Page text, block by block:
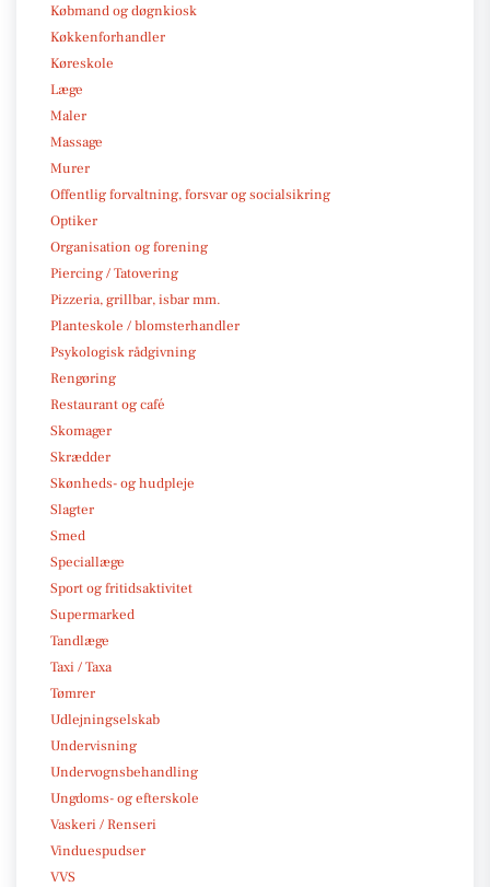
Købmand og døgnkiosk
Køkkenforhandler
Køreskole
Læge
Maler
Massage
Murer
Offentlig forvaltning, forsvar og socialsikring
Optiker
Organisation og forening
Piercing / Tatovering
Pizzeria, grillbar, isbar mm.
Planteskole / blomsterhandler
Psykologisk rådgivning
Rengøring
Restaurant og café
Skomager
Skrædder
Skønheds- og hudpleje
Slagter
Smed
Speciallæge
Sport og fritidsaktivitet
Supermarked
Tandlæge
Taxi / Taxa
Tømrer
Udlejningselskab
Undervisning
Undervognsbehandling
Ungdoms- og efterskole
Vaskeri / Renseri
Vinduespudser
VVS